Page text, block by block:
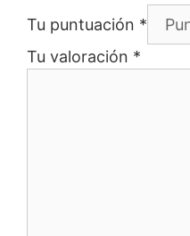
Tu puntuación *
Tu valoración *